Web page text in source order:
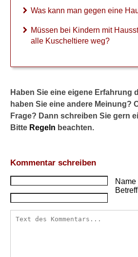
Was kann man gegen eine
Müssen bei Kindern mit
alle Kuscheltiere weg?
Haben Sie eine eigene Erfahrung
haben Sie eine andere Meinung?
Frage? Dann schreiben Sie gern
Bitte Regeln beachten.
Kommentar schreiben
Sonnenallergie
Allergie gegen Antibiotika
Schimmelpilz-Allergie
►
Symptome
►
&
Laborwerte